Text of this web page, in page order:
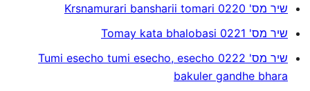
שיר מס' 0220 Krsnamurari bansharii tomari
שיר מס' 0221 Tomay kata bhalobasi
שיר מס' 0222 Tumi esecho tumi esecho, esecho
bakuler gandhe bhara